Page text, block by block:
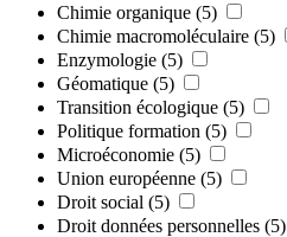
Chimie organique (5)
Chimie macromoléculaire (5)
Enzymologie (5)
Géomatique (5)
Transition écologique (5)
Politique formation (5)
Microéconomie (5)
Union européenne (5)
Droit social (5)
Droit données personnelles (5)